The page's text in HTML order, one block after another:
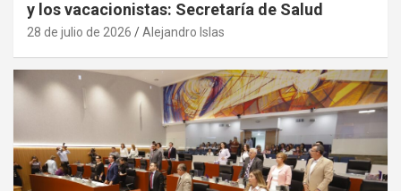
y los vacacionistas: Secretaría de Salud
28 de julio de 2026 Alejandro Islas